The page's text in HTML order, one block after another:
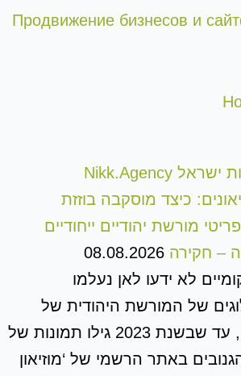
Продвижение бизнесов и
כיצד מוסקבה בוזזת
מורשת יהודיים ייחודיים
– חקירה 08.08.2026
לא ידעו לאן נעלמו
של המורשת היהודית של
אוקראינה, עד שבשנת 2023 גילו תמונות של
באתר הרשמי של ‘מוזיאון